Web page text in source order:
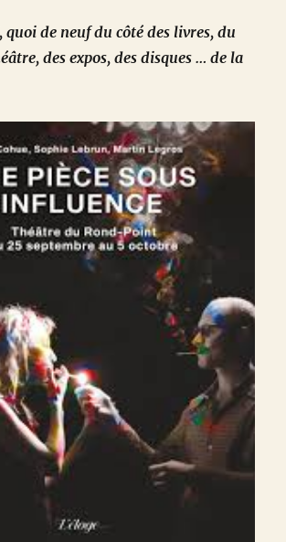
quoi de neuf du côté des livres, du
des expos, des disques … de la